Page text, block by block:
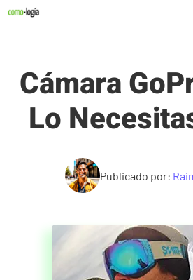
Saltar
Cámara
Lo
Publicado por: